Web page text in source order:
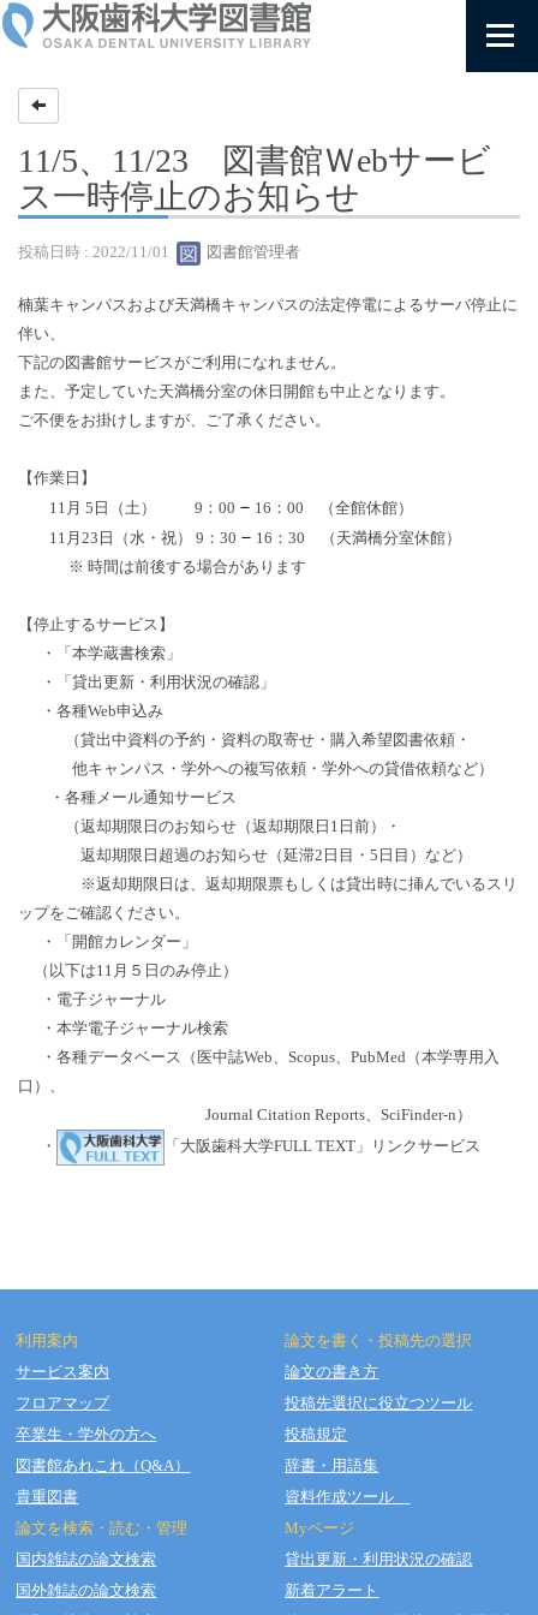
11/5、11/23 図書館Ｗebサービ
ス一時停止のお知らせ
投稿日時 : 2022/11/01 図書館管理者
楠葉キャンパスおよび天満橋キャンパスの法定停電によるサーバ停止に
伴い、
下記の図書館サービスがご利用になれません。
また、予定していた天満橋分室の休日開館も中止となります。
ご不便をお掛けしますが、ご了承ください。
【作業日】
11月 5日（土） 9：00 － 16：00 （全館休館）
11月23日（水・祝） 9：30 － 16：30 （天満橋分室休館）
※ 時間は前後する場合があります
【停止するサービス】
・「本学蔵書検索」
・「貸出更新・利用状況の確認」
・各種Web申込み
（貸出中資料の予約・資料の取寄せ・購入希望図書依頼・
他キャンパス・学外への複写依頼・学外への貸借依頼など）
・各種メール通知サービス
（返却期限日のお知らせ（返却期限日1日前）・
返却期限日超過のお知らせ（延滞2日目・5日目）など）
※返却期限日は、返却期限票もしくは貸出時に挿んでいるスリ
ップをご確認ください。
・「開館カレンダー」
（以下は11月５日のみ停止）
・電子ジャーナル
・本学電子ジャーナル検索
・各種データベース（医中誌Web、Scopus、PubMed（本学専用入
口）、
Journal Citation Reports、SciFinder-n）
・
「大阪歯科大学FULL TEXT」リンクサービス
利用案内
サービス案内
フロアマップ
卒業生・学外の方へ
図書館あれこれ（Q&A）
貴重図書
論文を検索・読む・管理
国内雑誌の論文検索
国外雑誌の論文検索
論文を書く・投稿先の選択
論文の書き方
投稿先選択に役立つツール
投稿規定
辞書・用語集
資料作成ツール
Myページ
貸出更新・利用状況の確認
新着アラート
Copyright © OSAKA DENTAL UNIVERSITY LIBRARY All Rights Reserved.